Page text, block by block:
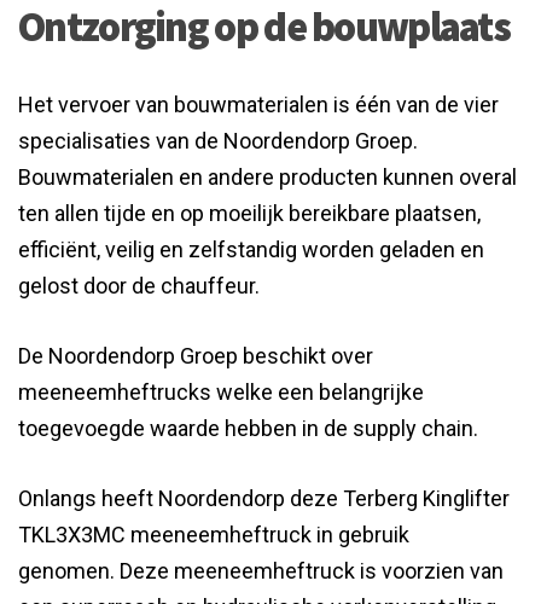
Ontzorging op de bouwplaats
Het vervoer van bouwmaterialen is één van de vier
specialisaties van de Noordendorp Groep.
Bouwmaterialen en andere producten kunnen overal
ten allen tijde en op moeilijk bereikbare plaatsen,
efficiënt, veilig en zelfstandig worden geladen en
gelost door de chauffeur.
De Noordendorp Groep beschikt over
meeneemheftrucks welke een belangrijke
toegevoegde waarde hebben in de supply chain.
Onlangs heeft Noordendorp deze Terberg Kinglifter
TKL3X3MC meeneemheftruck in gebruik
genomen. Deze meeneemheftruck is voorzien van